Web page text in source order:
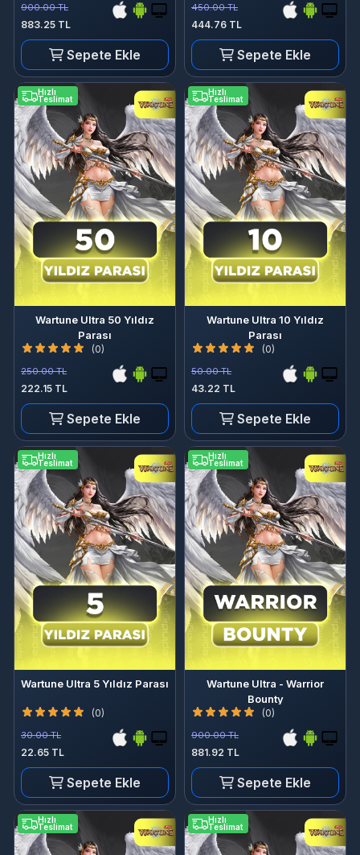
900.00 TL
883.25 TL
Sepete Ekle
450.00 TL
444.76 TL
Sepete Ekle
Hızlı
Teslimat
Wartune Ultra 50 Yıldız
Parası
(0)
250.00 TL
222.15 TL
Sepete Ekle
Hızlı
Teslimat
Wartune Ultra 10 Yıldız
Parası
(0)
50.00 TL
43.22 TL
Sepete Ekle
Hızlı
Teslimat
Wartune Ultra 5 Yıldız Parası
(0)
30.00 TL
22.65 TL
Sepete Ekle
Hızlı
Teslimat
Wartune Ultra - Warrior
Bounty
(0)
900.00 TL
881.92 TL
Sepete Ekle
Hızlı
Teslimat
Hızlı
Teslimat